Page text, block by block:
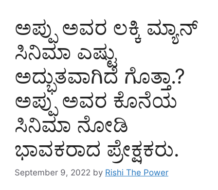
ಅಪ್ಪು ಅವರ ಲಕ್ಕಿ ಮ್ಯಾನ್
ಸಿನಿಮಾ ಎಷ್ಟು
ಅದ್ಭುತವಾಗಿದೆ ಗೊತ್ತಾ.?‌
ಅಪ್ಪು ಅವರ ಕೊನೆಯ
ಸಿನಿಮಾ ನೋಡಿ
ಭಾವಕರಾದ ಪ್ರೇಕ್ಷಕರು.
September 9, 2022 by Rishi The Power